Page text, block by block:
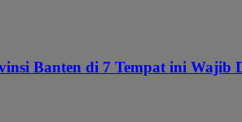
Banten di 7 Tempat ini Wajib